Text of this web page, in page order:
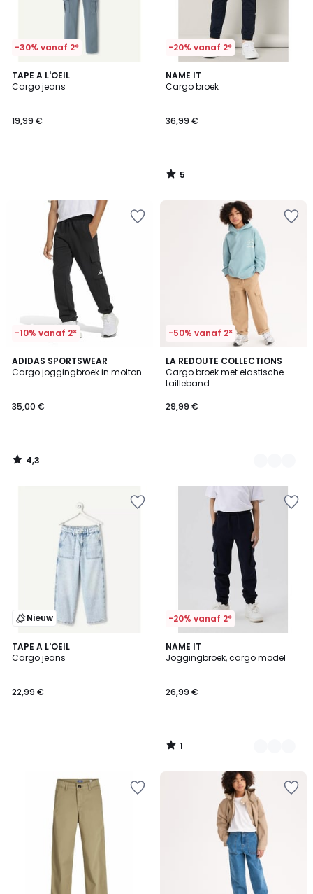
-30% vanaf 2*
TAPE A L'OEIL
Cargo jeans
19,99 €
-20% vanaf 2*
NAME IT
Cargo broek
36,99 €
5
/
5
/
-10% vanaf 2*
ADIDAS SPORTSWEAR
Cargo joggingbroek in molton
35,00 €
4,3
/ 5
4,3
/
-50% vanaf 2*
LA REDOUTE COLLECTIONS
Cargo broek met elastische
tailleband
29,99 €
2
Kleuren
Nieuw
TAPE A L'OEIL
Cargo jeans
22,99 €
-20% vanaf 2*
NAME IT
Joggingbroek, cargo model
26,99 €
1
/
2
Kleuren
1
/